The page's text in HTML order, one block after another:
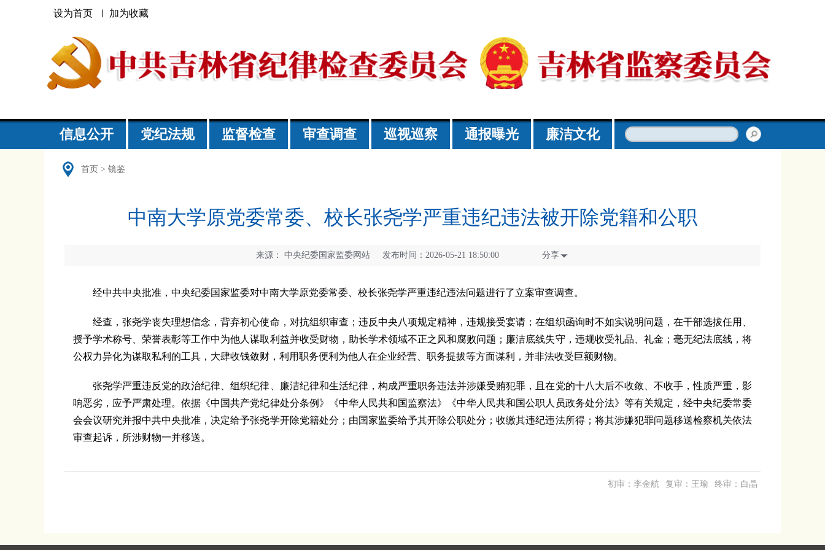
设为首页 加为收藏
信息公开 党纪法规 监督检查 审查调查 巡视巡察 通报曝光 廉洁文化
首页 >镜鉴
中南大学原党委常委、校长张尧学严重违纪违法被开除党籍和公职
来源： 中央纪委国家监委网站 发布时间：2026-05-21 18:50:00 分享
经中共中央批准，中央纪委国家监委对中南大学原党委常委、校长张尧学严重违纪违法问题进行了立案审查调查。
经查，张尧学丧失理想信念，背弃初心使命，对抗组织审查；违反中央八项规定精神，违规接受宴请；在组织函询时不如实说明问题，在干部选拔任用、
授予学术称号、荣誉表彰等工作中为他人谋取利益并收受财物，助长学术领域不正之风和腐败问题；廉洁底线失守，违规收受礼品、礼金；毫无纪法底线，将
公权力异化为谋取私利的工具，大肆收钱敛财，利用职务便利为他人在企业经营、职务提拔等方面谋利，并非法收受巨额财物。
张尧学严重违反党的政治纪律、组织纪律、廉洁纪律和生活纪律，构成严重职务违法并涉嫌受贿犯罪，且在党的十八大后不收敛、不收手，性质严重，影
响恶劣，应予严肃处理。依据《中国共产党纪律处分条例》《中华人民共和国监察法》《中华人民共和国公职人员政务处分法》等有关规定，经中央纪委常委
会会议研究并报中共中央批准，决定给予张尧学开除党籍处分；由国家监委给予其开除公职处分；收缴其违纪违法所得；将其涉嫌犯罪问题移送检察机关依法
审查起诉，所涉财物一并移送。
初审：李金航 复审：王瑜 终审：白晶